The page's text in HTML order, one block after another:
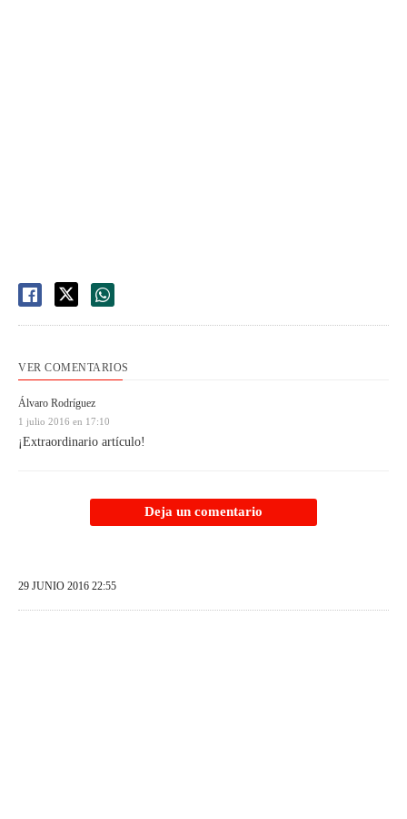
VER COMENTARIOS
Álvaro Rodríguez
1 julio 2016 en 17:10
¡Extraordinario artículo!
Deja un comentario
29 JUNIO 2016 22:55